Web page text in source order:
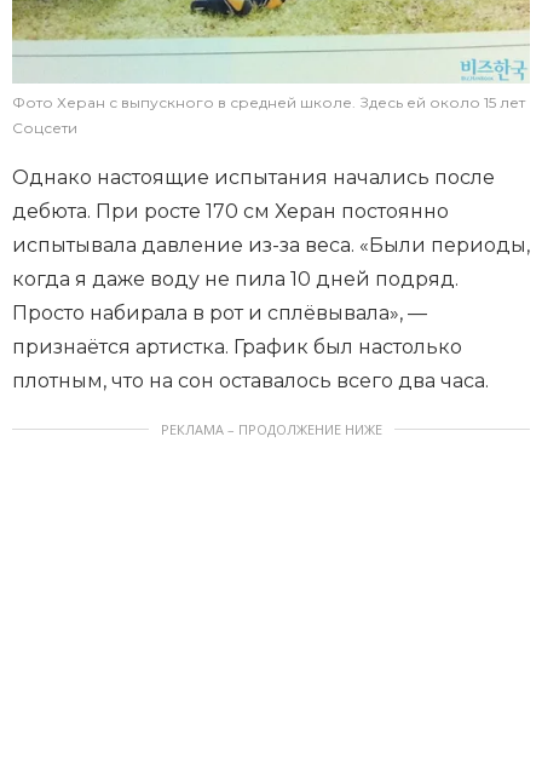
Фото Херан с выпускного в средней школе. Здесь ей около 15 лет
Соцсети
Однако настоящие испытания начались после
дебюта. При росте 170 см Херан постоянно
испытывала давление из-за веса. «Были периоды,
когда я даже воду не пила 10 дней подряд.
Просто набирала в рот и сплёвывала», —
признаётся артистка. График был настолько
плотным, что на сон оставалось всего два часа.
РЕКЛАМА – ПРОДОЛЖЕНИЕ НИЖЕ